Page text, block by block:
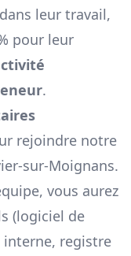
leur travail,
pour leur
.
rejoindre notre
sur-Moignans.
vous aurez
(logiciel de
registre